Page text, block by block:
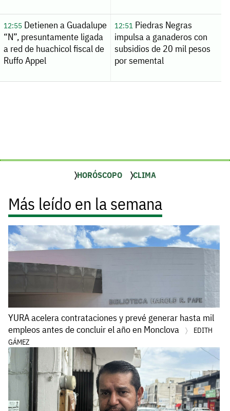
12:55Detienen a Guadalupe
“N”, presuntamente ligada
a red de huachicol fiscal de
Ruffo Appel
12:51Piedras Negras
impulsa a ganaderos con
subsidios de 20 mil pesos
por semental
HORÓSCOPO CLIMA
Más leído en la semana
YURA acelera contrataciones y prevé generar hasta mil
empleos antes de concluir el año en Monclova
EDITH
GÁMEZ